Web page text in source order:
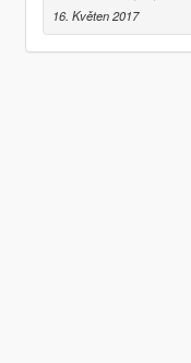
16. Květen 2017